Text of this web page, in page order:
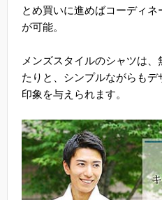
とめ買いに進めばコーディ
が可能。
メンズスタイルのシャツは
たりと、シンプルながらも
印象を与えられます。